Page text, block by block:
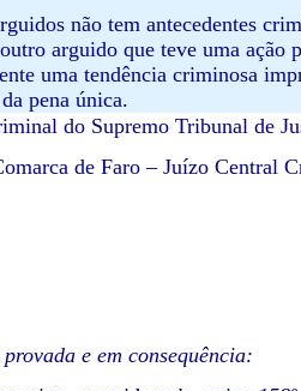
não tem antecedentes
arguido que teve uma ação
uma tendência criminosa
pena única.
do Supremo Tribunal de
de Faro – Juízo Central
e em consequência: